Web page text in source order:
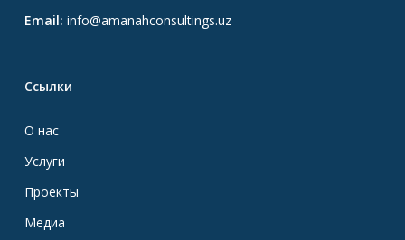
Email: info@amanahconsultings.uz
Ссылки
О нас
Услуги
Проекты
Медиа